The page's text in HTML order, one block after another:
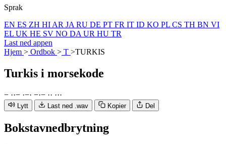
Sprak
EN ES ZH HI AR JA RU DE PT FR IT ID KO PL CS TH BN VI
EL UK HE SV NO DA UR HU TR
Last ned appen
Hjem > Ordbok > T >TURKIS
Turkis i morsekode
− ··− ·−· −·− ·· ···
Lytt Last ned .wav Kopier Del
Bokstavnedbrytning